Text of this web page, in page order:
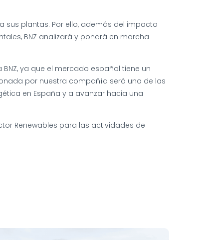
plantas. Por ello, además del impacto
BNZ analizará y pondrá en marcha
ya que el mercado español tiene un
por nuestra compañía será una de las
en España y a avanzar hacia una
Renewables para las actividades de